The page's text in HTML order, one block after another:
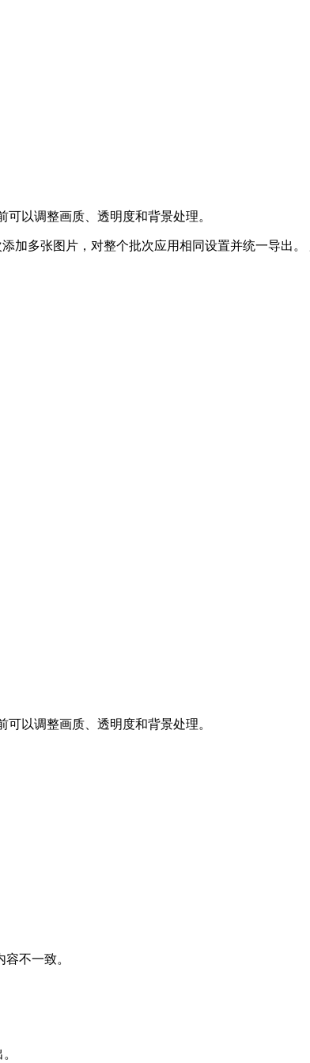
可以调整画质、透明度和背景处理。
加多张图片，对整个批次应用相同设置并统一导出。
可以调整画质、透明度和背景处理。
不一致。